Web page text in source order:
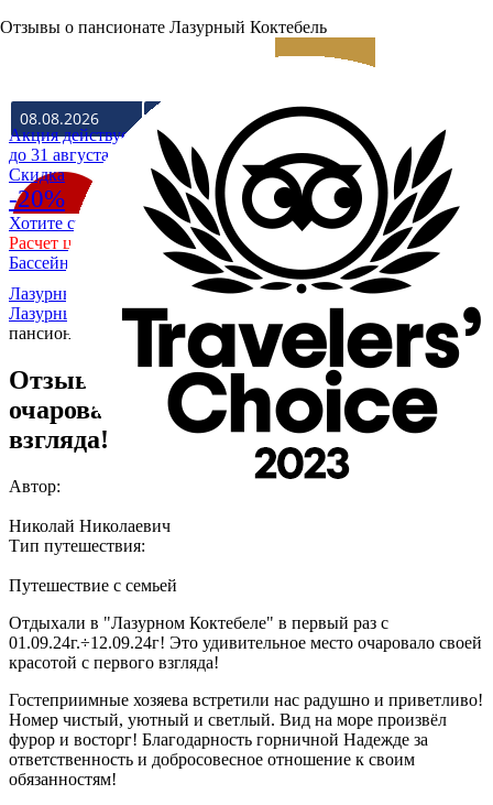
Отзывы о пансионате Лазурный Коктебель
Акция действует
до 31 августа
Cкидка
-20%
Хотите скидку 20% на отдых в Крыму на море?
Расчет цены со скидкой
Бассейн уже разогрет до +28
Лазурный Коктебель
О гостевом доме - пансионате
Лазурный Коктебель/
Николай Николаевич о
пансионате Лазурный
Отзыв Николая - Удивительное место
очаровало своей красотой с первого
взгляда!
Автор:
Николай Николаевич
Тип путешествия:
Путешествие с семьей
Отдыхали в "Лазурном Коктебеле" в первый раз с
01.09.24г.÷12.09.24г! Это удивительное место очаровало своей
красотой с первого взгляда!
Гостеприимные хозяева встретили нас радушно и приветливо!
Номер чистый, уютный и светлый. Вид на море произвёл
фурор и восторг! Благодарность горничной Надежде за
ответственность и добросовесное отношение к своим
обязанностям!